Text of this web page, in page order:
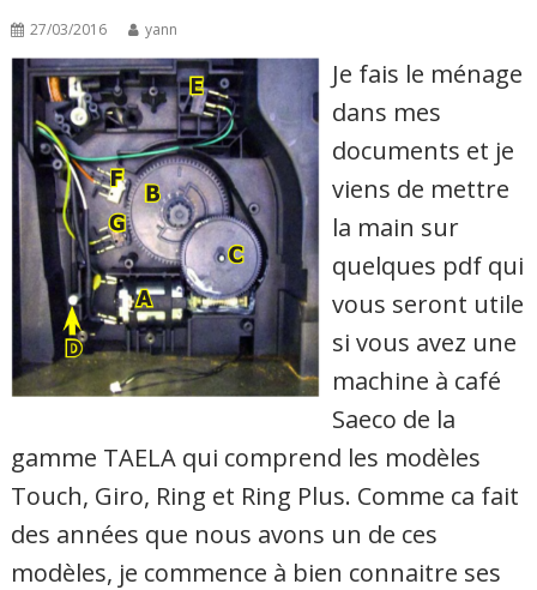
27/03/2016 yann
Je fais le ménage
dans mes
documents et je
viens de mettre
la main sur
quelques pdf qui
vous seront utile
si vous avez une
machine à café
Saeco de la
gamme TAELA qui comprend les modèles
Touch, Giro, Ring et Ring Plus. Comme ca fait
des années que nous avons un de ces
modèles, je commence à bien connaitre ses